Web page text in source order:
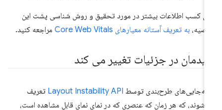
کسب اطلاعات بیشتر در مورد تحقیق و روش شناسی پشت این
به تعریف آستانه معیارهای Core Web Vitals مراجعه کنید.
در جزئیات تغییر می کند
طرح‌بندی توسطLayout Instability APIتعریف
که هر زمان که عنصری که در نمای نمای قابل مشاهده است،